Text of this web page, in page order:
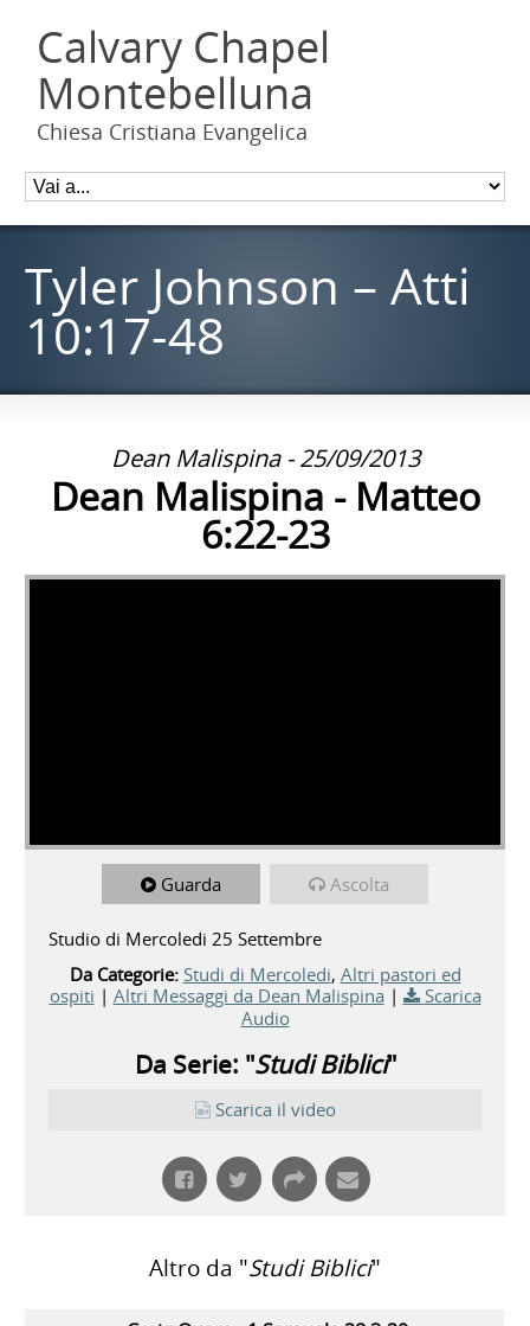
Calvary Chapel
Montebelluna
Chiesa Cristiana Evangelica
Tyler Johnson – Atti
10:17-48
Dean Malispina - 25/09/2013
Dean Malispina - Matteo
6:22-23
Guarda Ascolta
Studio di Mercoledi 25 Settembre
Da Categorie: Studi di Mercoledi, Altri pastori ed
ospiti | Altri Messaggi da Dean Malispina |
Scarica
Audio
Da Serie: "Studi Biblici"
Scarica il video
Altro da "Studi Biblici"